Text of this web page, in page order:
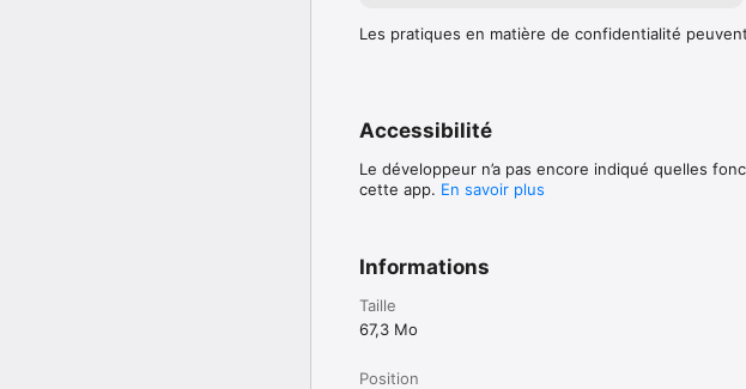
Les pratiques en matière de confidentialité
Accessibilité
Le développeur n’a pas encore indiqué quelles
cette app. En savoir plus
Informations
Taille
67,3 Mo
Position